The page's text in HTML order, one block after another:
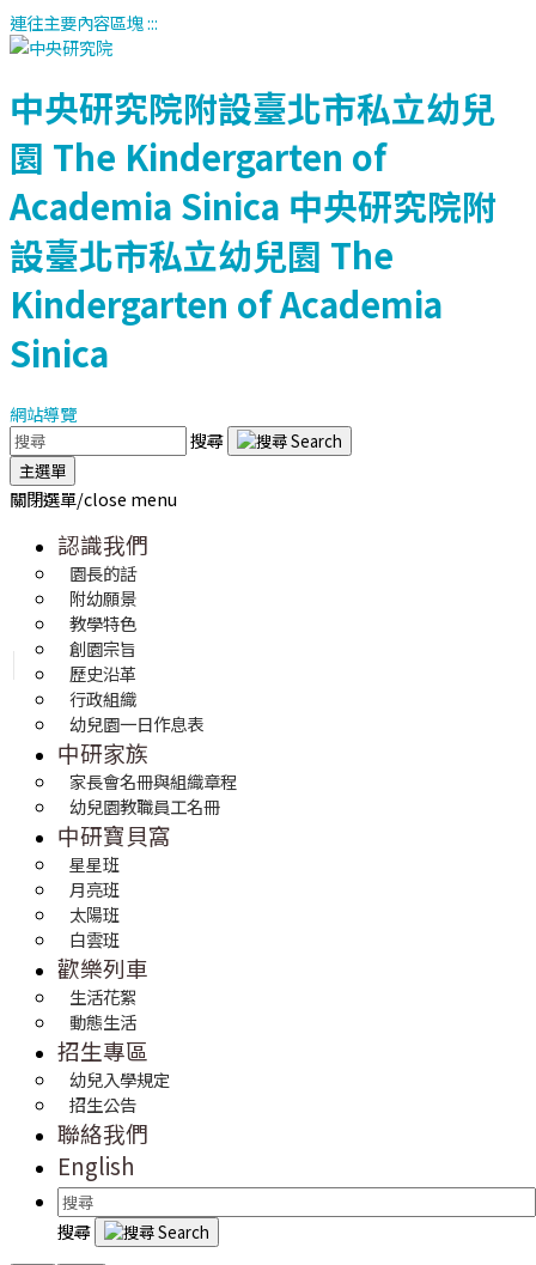
連往主要內容區塊:::
中央研究院附設臺北市私立幼兒
園 The Kindergarten of
Academia Sinica 中央研究院附
設臺北市私立幼兒園 The
Kindergarten of Academia
Sinica
網站導覽
搜尋
主選單
關閉選單/close menu
認識我們
園長的話
附幼願景
教學特色
創園宗旨
歷史沿革
行政組織
幼兒園一日作息表
中研家族
家長會名冊與組織章程
幼兒園教職員工名冊
中研寶貝窩
星星班
月亮班
太陽班
白雲班
歡樂列車
生活花絮
動態生活
招生專區
幼兒入學規定
招生公告
聯絡我們
English
搜尋